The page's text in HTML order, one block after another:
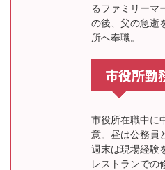
るファミリーマ
の後、父の急逝
所へ奉職。
市役所勤
市役所在職中に
意。昼は公務員
週末は現場経験
レストランでの